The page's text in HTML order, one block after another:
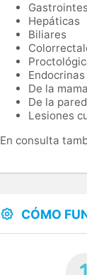
Hepáticas
Biliares
Endocrinas
De la mama
De la
Lesiones
En consulta
CÓMO